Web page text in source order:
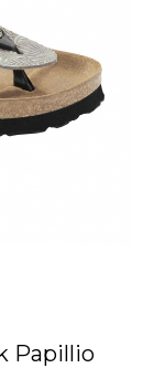
Papillio